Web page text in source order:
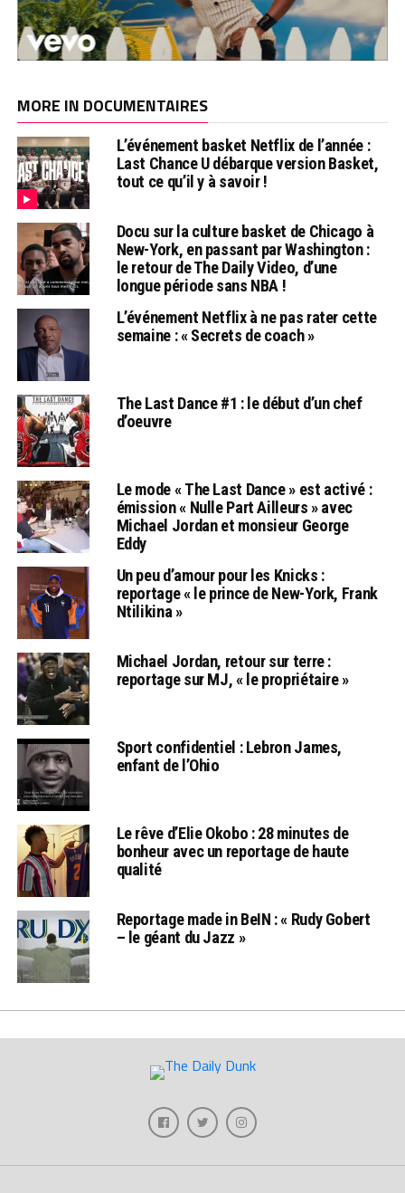
MORE IN DOCUMENTAIRES
L’événement basket Netflix de l’année :
Last Chance U débarque version Basket,
tout ce qu’il y à savoir !
Docu sur la culture basket de Chicago à
New-York, en passant par Washington :
le retour de The Daily Video, d’une
longue période sans NBA !
L’événement Netflix à ne pas rater cette
semaine : « Secrets de coach »
The Last Dance #1 : le début d’un chef
d’oeuvre
Le mode « The Last Dance » est activé :
émission « Nulle Part Ailleurs » avec
Michael Jordan et monsieur George
Eddy
Un peu d’amour pour les Knicks :
reportage « le prince de New-York, Frank
Ntilikina »
Michael Jordan, retour sur terre :
reportage sur MJ, « le propriétaire »
Sport confidentiel : Lebron James,
enfant de l’Ohio
Le rêve d’Elie Okobo : 28 minutes de
bonheur avec un reportage de haute
qualité
Reportage made in BeIN : « Rudy Gobert
– le géant du Jazz »